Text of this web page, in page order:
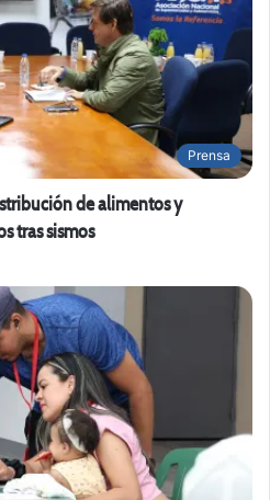
Prensa
de alimentos y
tras sismos